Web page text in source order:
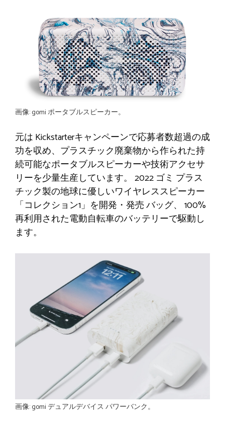
画像: gomi ポータブルスピーカー。
元は Kickstarterキャンペーンで応募者数超過の成
功を収め、プラスチック廃棄物から作られた持
続可能なポータブルスピーカーや技術アクセサ
リーを少量生産しています。 2022 ゴミ プラス
チック製の地球に優しいワイヤレススピーカー
「コレクション1」を開発・発売バッグ、 100%
再利用された電動自転車のバッテリーで駆動し
ます。
画像: gomi デュアルデバイス パワーバンク。